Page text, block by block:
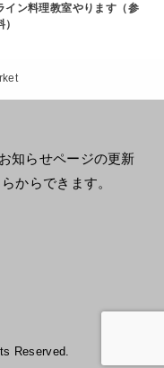
イン料理教室やります（参
知らせページの更新
からできます。
Reserved.